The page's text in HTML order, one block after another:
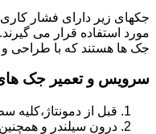
مورد استفاده قرار می
جک ها هستند که با طراحی و
سرویس و تعمیر جک
قبل از
درون سیلندر و